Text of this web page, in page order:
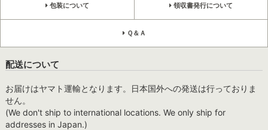
包装について 領収書発行について
Ｑ＆Ａ
配送について
お届けはヤマト運輸となります。日本国外への発送は行っておりま
せん。
(We don't ship to international locations. We only ship for
addresses in Japan.)